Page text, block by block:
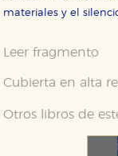
materiales y el
Leer fragmento
Cubierta en alta
Otros libros de